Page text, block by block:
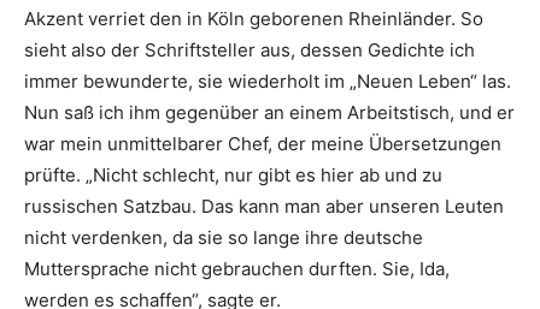
Akzent verriet den in Köln geborenen Rheinländer. So
sieht also der Schriftsteller aus, dessen Gedichte ich
immer bewunderte, sie wiederholt im „Neuen Leben“ las.
Nun saß ich ihm gegenüber an einem Arbeitstisch, und er
war mein unmittelbarer Chef, der meine Übersetzungen
prüfte. „Nicht schlecht, nur gibt es hier ab und zu
russischen Satzbau. Das kann man aber unseren Leuten
nicht verdenken, da sie so lange ihre deutsche
Muttersprache nicht gebrauchen durften. Sie, Ida,
werden es schaffen“, sagte er.